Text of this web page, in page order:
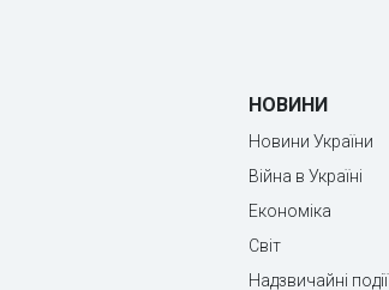
НОВИНИ
Новини України
Війна в Україні
Економіка
Світ
Надзвичайні події